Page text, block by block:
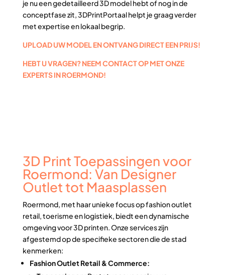
je nu een gedetailleerd 3D model hebt of nog in de
conceptfase zit, 3DPrintPortaal helpt je graag verder
met expertise en lokaal begrip.
UPLOAD UW MODEL EN ONTVANG DIRECT EEN PRIJS!
HEBT U VRAGEN? NEEM CONTACT OP MET ONZE
EXPERTS IN ROERMOND!
3D Print Toepassingen voor
Roermond: Van Designer
Outlet tot Maasplassen
Roermond, met haar unieke focus op fashion outlet
retail, toerisme en logistiek, biedt een dynamische
omgeving voor 3D printen. Onze services zijn
afgestemd op de specifieke sectoren die de stad
kenmerken:
Fashion Outlet Retail & Commerce: